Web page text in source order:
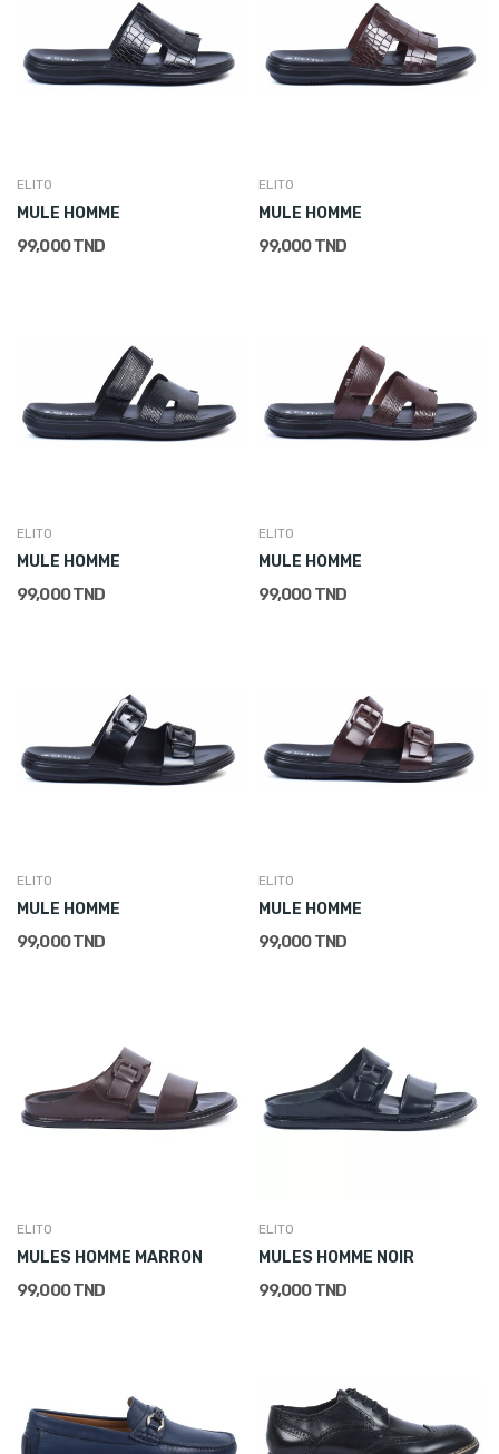
ELITO
MULE HOMME
99,000 TND
ELITO
MULE HOMME
99,000 TND
ELITO
MULE HOMME
99,000 TND
ELITO
MULE HOMME
99,000 TND
ELITO
MULE HOMME
99,000 TND
ELITO
MULE HOMME
99,000 TND
ELITO
MULES HOMME MARRON
99,000 TND
ELITO
MULES HOMME NOIR
99,000 TND